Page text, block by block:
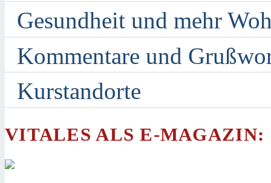
Gesundheit und mehr
Kommentare und
Kurstandorte
VITALES ALS E-MAGAZIN: